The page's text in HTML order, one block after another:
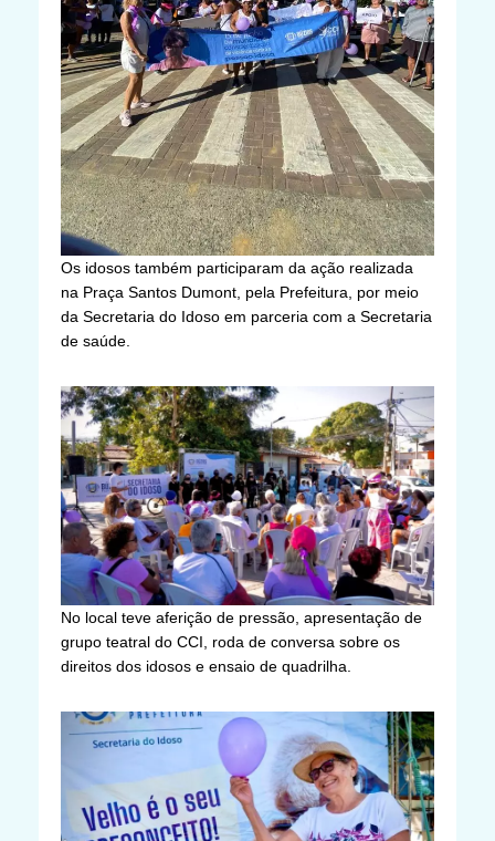
Os idosos também participaram da ação realizada
na Praça Santos Dumont, pela Prefeitura, por meio
da Secretaria do Idoso em parceria com a Secretaria
de saúde.
No local teve aferição de pressão, apresentação de
grupo teatral do CCI, roda de conversa sobre os
direitos dos idosos e ensaio de quadrilha.